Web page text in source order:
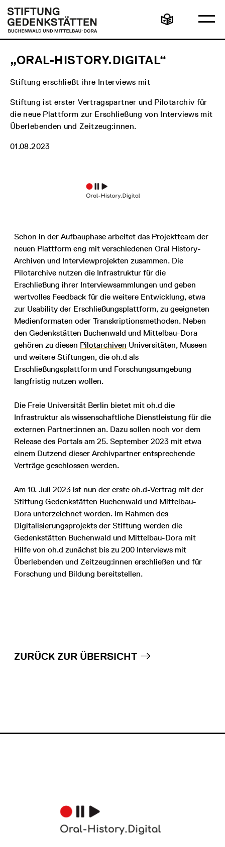
zum
Inhalt
Stiftung
Gedenkstätten
Buchenwald
und
Mittelbau-
Leichte
Sprache
„ORAL-HISTORY.DIGITAL“
Stiftung erschließt ihre Interviews mit
Stiftung ist erster Vertragspartner und Pilotarchiv für
die neue Plattform zur Erschließung von Interviews mit
Überlebenden und Zeitzeug:innen.
01.08.2023
Schon in der Aufbauphase arbeitet das Projektteam der
neuen Plattform eng mit verschiedenen Oral History-
Archiven und Interviewprojekten zusammen. Die
Pilotarchive nutzen die Infrastruktur für die
Erschließung ihrer Interviewsammlungen und geben
wertvolles Feedback für die weitere Entwicklung, etwa
zur Usability der Erschließungsplattform, zu geeigneten
Medienformaten oder Transkriptionsmethoden. Neben
den Gedenkstätten Buchenwald und Mittelbau-Dora
gehören zu diesen Pilotarchiven Universitäten, Museen
und weitere Stiftungen, die oh.d als
Erschließungsplattform und Forschungsumgebung
langfristig nutzen wollen.
Die Freie Universität Berlin bietet mit oh.d die
Infrastruktur als wissenschaftliche Dienstleistung für die
externen Partner:innen an. Dazu sollen noch vor dem
Release des Portals am 25. September 2023 mit etwa
einem Dutzend dieser Archivpartner entsprechende
Verträge geschlossen werden.
Am 10. Juli 2023 ist nun der erste oh.d-Vertrag mit der
Stiftung Gedenkstätten Buchenwald und Mittelbau-
Dora unterzeichnet worden. Im Rahmen des
Digitalisierungsprojekts der Stiftung werden die
Gedenkstätten Buchenwald und Mittelbau-Dora mit
Hilfe von oh.d zunächst bis zu 200 Interviews mit
Überlebenden und Zeitzeug:innen erschließen und für
Forschung und Bildung bereitstellen.
ZURÜCK ZUR ÜBERSICHT